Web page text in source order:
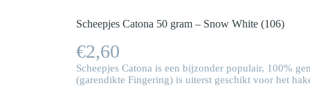
Scheepjes Catona 50 gram – Snow White (106)
€2,60
Scheepjes Catona is een bijzonder populair, 100%
(garendikte Fingering) is uiterst geschikt voor het